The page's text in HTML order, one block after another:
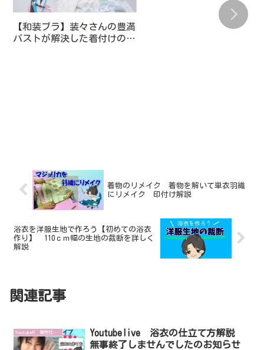
【和装ブラ】装々さんの豊満
バストが解決した着付けの補
6/13(日)13:00スタート ぜ
ひご参加ください
着物のリメイク 着物を解いて単衣羽織
にリメイク 印付け解説
浴衣を洋服生地で作ろう【初めての浴衣
作り】 110ｃｍ幅の生地の裁断を詳しく
解説
関連記事
YoutubeR 着物仕立て装々
Youtubelive 浴衣の仕立て方解説
無事終了しませんでしたのお知らせ